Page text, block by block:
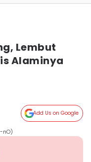
Lembut
Alaminya
Add Us on Google
nO)